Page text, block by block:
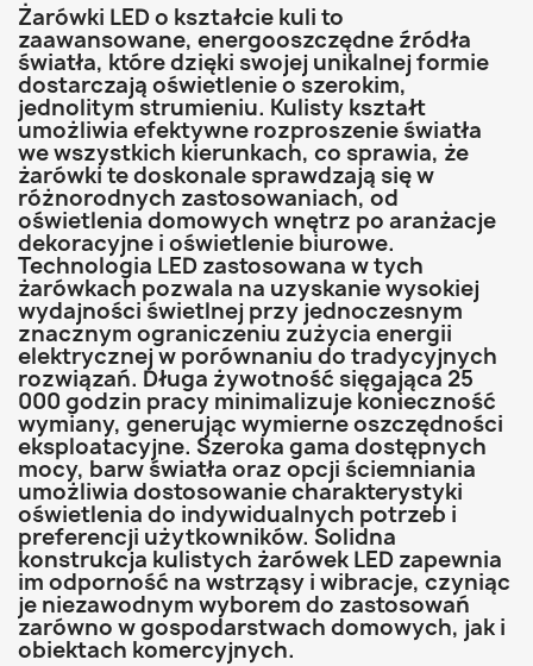
Żarówki LED o kształcie kuli to
zaawansowane, energooszczędne źródła
światła, które dzięki swojej unikalnej formie
dostarczają oświetlenie o szerokim,
jednolitym strumieniu. Kulisty kształt
umożliwia efektywne rozproszenie światła
we wszystkich kierunkach, co sprawia, że
żarówki te doskonale sprawdzają się w
różnorodnych zastosowaniach, od
oświetlenia domowych wnętrz po aranżacje
dekoracyjne i oświetlenie biurowe.
Technologia LED zastosowana w tych
żarówkach pozwala na uzyskanie wysokiej
wydajności świetlnej przy jednoczesnym
znacznym ograniczeniu zużycia energii
elektrycznej w porównaniu do tradycyjnych
rozwiązań. Długa żywotność sięgająca 25
000 godzin pracy minimalizuje konieczność
wymiany, generując wymierne oszczędności
eksploatacyjne. Szeroka gama dostępnych
mocy, barw światła oraz opcji ściemniania
umożliwia dostosowanie charakterystyki
oświetlenia do indywidualnych potrzeb i
preferencji użytkowników. Solidna
konstrukcja kulistych żarówek LED zapewnia
im odporność na wstrząsy i wibracje, czyniąc
je niezawodnym wyborem do zastosowań
zarówno w gospodarstwach domowych, jak i
obiektach komercyjnych.